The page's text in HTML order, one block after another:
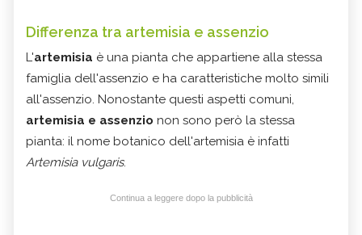
Differenza tra artemisia e assenzio
L'artemisia è una pianta che appartiene alla stessa
famiglia dell'assenzio e ha caratteristiche molto simili
all'assenzio. Nonostante questi aspetti comuni,
artemisia e assenzio non sono però la stessa
pianta: il nome botanico dell'artemisia è infatti
Artemisia vulgaris.
Continua a leggere dopo la pubblicità